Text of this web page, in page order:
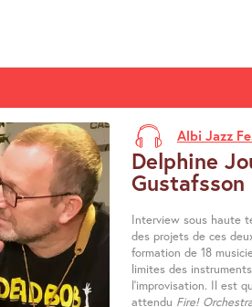
Albi Jazz
Delphine
Gustafsson
Interview sous haute
des projets de ces
formation de 18
limites des
l’improvisation. Il est
attendu Fire!